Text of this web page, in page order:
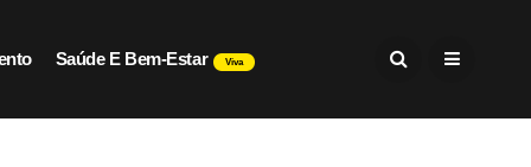
Saúde E Bem-Estar Viva